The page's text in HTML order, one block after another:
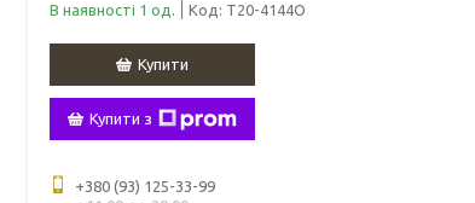
В наявності 1 од. Код: T20-4144O
Купити
Купити з
+380 (93) 125-33-99